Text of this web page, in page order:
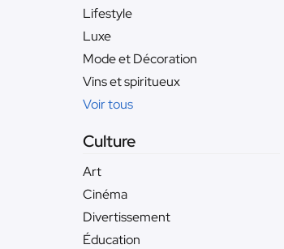
Lifestyle
Luxe
Mode et Décoration
Vins et spiritueux
Voir tous
Culture
Art
Cinéma
Divertissement
Éducation